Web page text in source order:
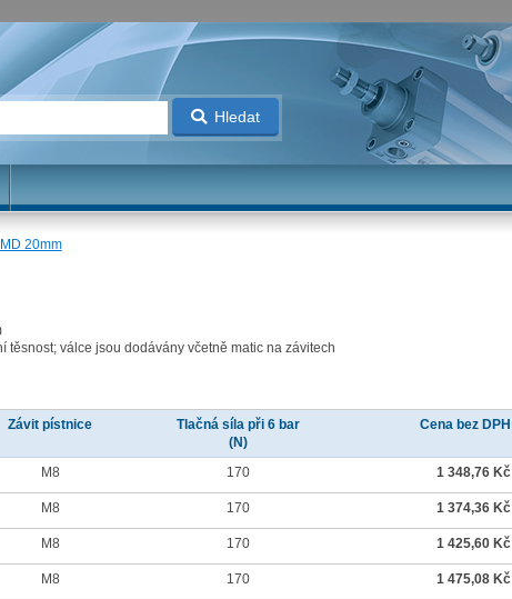
Hledat
20mm
válce jsou dodávány včetně matic na závitech
Závit pístnice
Tlačná síla při 6 bar
(N)
Cena bez DPH
M8 170 1 348,76 Kč
M8 170 1 374,36 Kč
M8 170 1 425,60 Kč
M8 170 1 475,08 Kč